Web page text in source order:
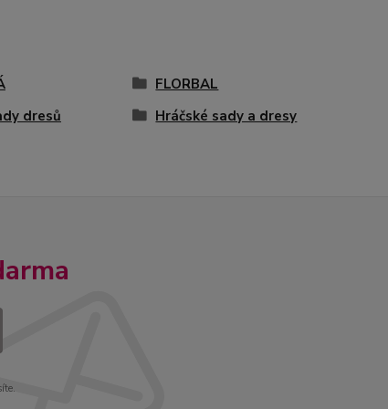
FLORBAL
dresů Hráčské sady a dresy